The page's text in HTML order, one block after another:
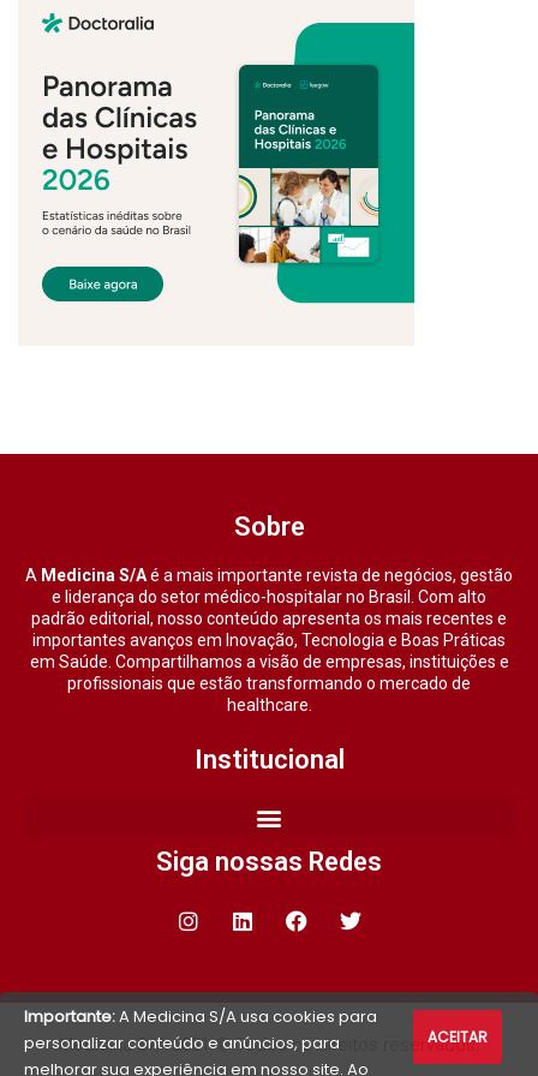
Sobre
A Medicina S/Aé a mais importante revista de negócios, gestão
e liderança do setor médico-hospitalar no Brasil. Com alto
padrão editorial, nosso conteúdo apresenta os mais recentes e
importantes avanços em Inovação, Tecnologia e Boas Práticas
em Saúde. Compartilhamos a visão de empresas, instituições e
profissionais que estão transformando o mercado de
healthcare.
Institucional
Siga nossas Redes
Medicina S/A 2021 © Todos os direitos reservados.
Importante:A Medicina S/A usa cookies para
personalizar conteúdo e anúncios, para
melhorar sua experiência em nosso site. Ao
ACEITAR